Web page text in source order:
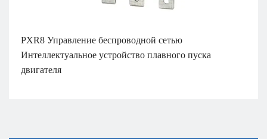
PXR8 Управление беспроводной сетью
Интеллектуальное устройство плавного пуска
двигателя